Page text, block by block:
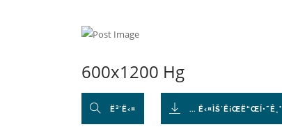
600x1200 Hg
Ë³´Ë‹¤ ... Ë‹¤ÌŠ´Ë¡ŒË“ŒÍ•˜Ê¸°